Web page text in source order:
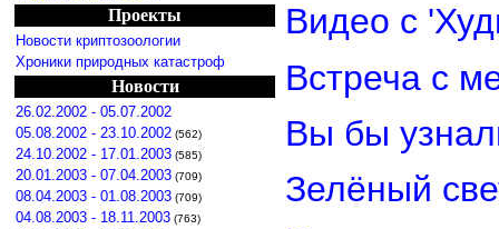
Проекты
Новости криптозоологии
Хроники природных катастроф
Новости
26.02.2002 - 05.07.2002
05.08.2002 - 23.10.2002 (562)
24.10.2002 - 17.01.2003 (585)
20.01.2003 - 07.04.2003 (709)
08.04.2003 - 01.08.2003 (709)
04.08.2003 - 18.11.2003 (763)
Видео с
Встреча с
Вы бы
Зелёный